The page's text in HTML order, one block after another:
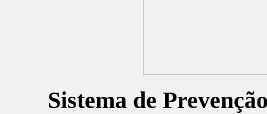
Sistema de